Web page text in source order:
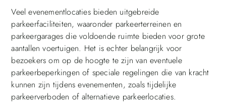
Veel evenementlocaties bieden uitgebreide
parkeerfaciliteiten, waaronder parkeerterreinen en
parkeergarages die voldoende ruimte bieden voor grote
aantallen voertuigen. Het is echter belangrijk voor
bezoekers om op de hoogte te zijn van eventuele
parkeerbeperkingen of speciale regelingen die van kracht
kunnen zijn tijdens evenementen, zoals tijdelijke
parkeerverboden of alternatieve parkeerlocaties.